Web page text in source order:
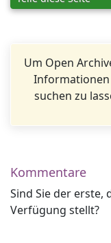
Um Open
suchen zu
Kommentare
Sind Sie der
Verfügung stellt?